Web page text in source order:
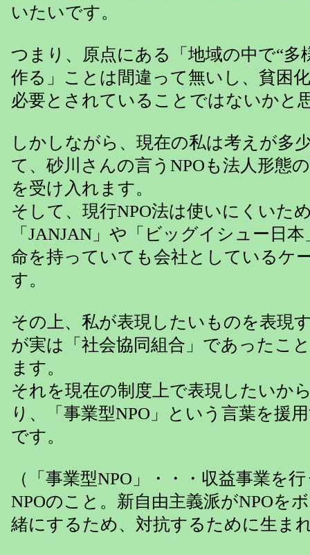
いたいです。
つまり、原点にある「地域の中で“多
作る」ことは間違って無いし、貧困
必要とされていることではないかと
しかしながら、現在の私は考えが多
て、砂川さんの言うNPOも法人形態
を受け入れます。
そして、現行NPO法は使いにくいた
「JANJAN」や「ビッグイシュー日
命を持っていても会社としているケ
す。
その上、私が表現したいものを表現
が実は「社会協同組合」であったこ
ます。
それを現在の制度上で表現したいか
り、「事業型NPO」という言葉を援
です。
（「事業型NPO」・・・収益事業を
NPOのこと。新自由主義派がNPOを
緒にするため、対抗するために生ま